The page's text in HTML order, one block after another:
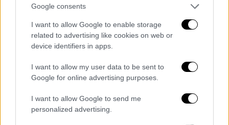
Google consents
I want to allow Google to enable storage
related to advertising like cookies on web or
device identifiers in apps.
I want to allow my user data to be sent to
Google for online advertising purposes.
I want to allow Google to send me
personalized advertising.
«Η απόφαση του Συμβουλίου της
Επικράτειας (ΣτΕ) για τον Νέο Οικοδομικό
Κανονισμό (μια νομοθεσία του 2012) αφορά
-κατά κύριο λόγο- στη νομολογία του για τη
συνταγματικά προβλεπόμενη ανάγκη
τοπικού, πολεοδομικού σχεδιασμού»,
σημειώνει σε δήλωσή του ο υπουργός
Περιβάλλοντος και Ενέργειας,
Θεόδωρος